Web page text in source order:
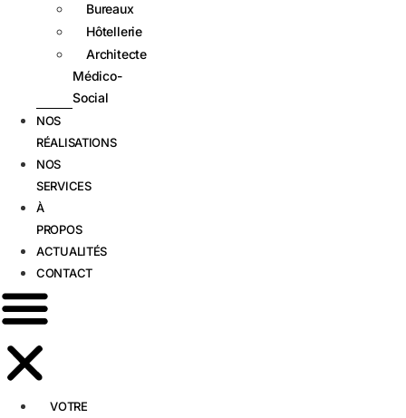
Bureaux
Hôtellerie
Architecte
Médico-
Social
NOS
RÉALISATIONS
NOS
SERVICES
À
PROPOS
ACTUALITÉS
CONTACT
VOTRE